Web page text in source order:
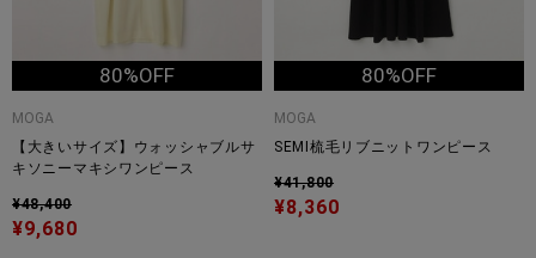
80%OFF
MOGA
【大きいサイズ】ウォッシャブルサ
キソニーマキシワンピース
¥48,400
¥9,680
80%OFF
MOGA
SEMI梳毛リブニットワンピース
¥41,800
¥8,360